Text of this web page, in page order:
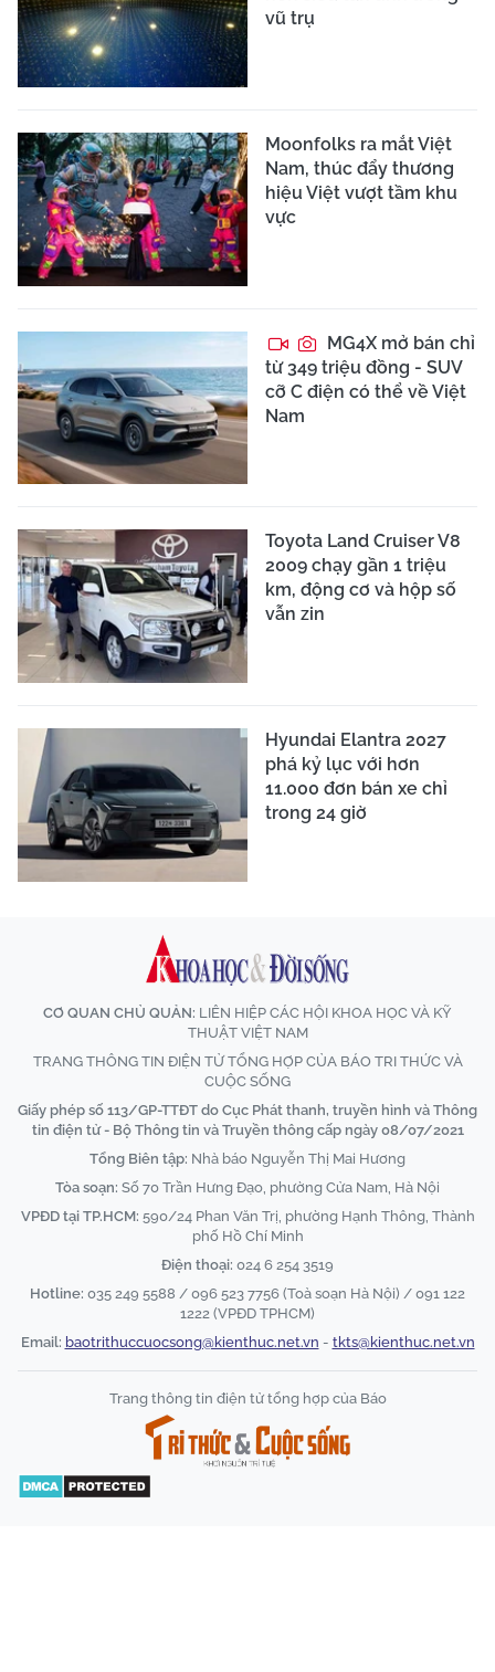
vũ trụ
Moonfolks ra mắt Việt
Nam, thúc đẩy thương
hiệu Việt vượt tầm khu
vực
MG4X mở bán chỉ
từ 349 triệu đồng - SUV
cỡ C điện có thể về Việt
Nam
Toyota Land Cruiser V8
2009 chạy gần 1 triệu
km, động cơ và hộp số
vẫn zin
Hyundai Elantra 2027
phá kỷ lục với hơn
11.000 đơn bán xe chỉ
trong 24 giờ
CƠ QUAN CHỦ QUẢN: LIÊN HIỆP CÁC HỘI KHOA HỌC VÀ KỸ
THUẬT VIỆT NAM
TRANG THÔNG TIN ĐIỆN TỬ TỔNG HỢP CỦA BÁO TRI THỨC VÀ
CUỘC SỐNG
Giấy phép số 113/GP-TTĐT do Cục Phát thanh, truyền hình và Thông
tin điện tử - Bộ Thông tin và Truyền thông cấp ngày 08/07/2021
Tổng Biên tập: Nhà báo Nguyễn Thị Mai Hương
Tòa soạn: Số 70 Trần Hưng Đạo, phường Cửa Nam, Hà Nội
VPĐD tại TP.HCM: 590/24 Phan Văn Trị, phường Hạnh Thông, Thành
phố Hồ Chí Minh
Điện thoại: 024 6 254 3519
Hotline: 035 249 5588 / 096 523 7756 (Toà soạn Hà Nội) / 091 122
1222 (VPĐD TPHCM)
Email: baotrithuccuocsong@kienthuc.net.vn - tkts@kienthuc.net.vn
Trang thông tin điện tử tổng hợp của Báo